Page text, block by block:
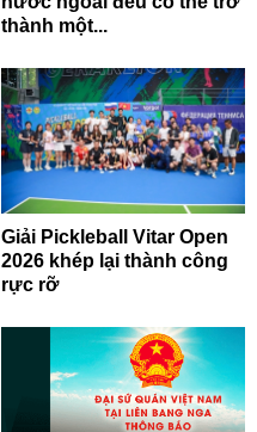
thành một...
Giải Pickleball Vitar Open
2026 khép lại thành công
rực rỡ